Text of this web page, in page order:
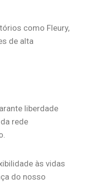
como Fleury,
de alta
liberdade
rede
às vidas
do nosso